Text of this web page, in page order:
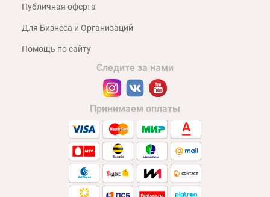
Публичная оферта
Для Бизнеса и Организаций
Помощь по сайту
Следите за нами
Принимаем оплаты